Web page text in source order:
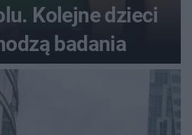
Kolejne dzieci
badania